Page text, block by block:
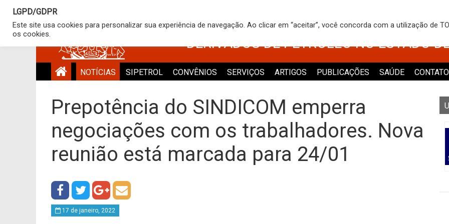
SINDICATO DOS TRABALHADORES NO
DERIVADOS DE PETRÓLEO NO ESTADO
NOTÍCIAS SIPETROL CONVÊNIOS SERVIÇOS ARTIGOS PUBLICAÇÕES SAÚDE CONTATO
Prepotência do SINDICOM emperra
negociações com os trabalhadores. Nova
reunião está marcada para 24/01
17 de janeiro, 2022
LGPD/GDPR
Este site usa cookies para personalizar sua experiência de navegação. Ao clicar em “aceitar”, você concorda com a utilização de
os cookies.